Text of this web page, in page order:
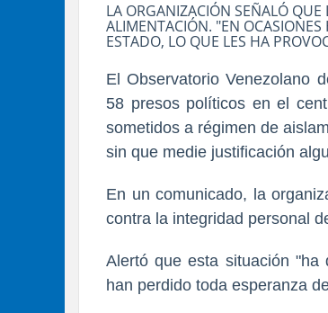
LA ORGANIZACIÓN SEÑALÓ QUE
ALIMENTACIÓN. "EN
ESTADO, LO QUE LES HA
El Observatorio Venezolano
58 presos políticos en el
sometidos a régimen de
sin que medie justificación
En un comunicado, la
contra la integridad personal
Alertó que esta situación
han perdido toda esperanza